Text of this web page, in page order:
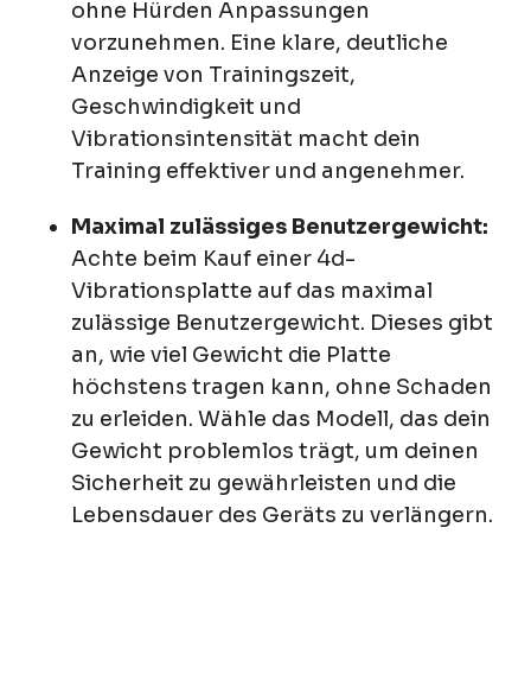
ohne Hürden Anpassungen
vorzunehmen. Eine klare, deutliche
Anzeige von Trainingszeit,
Geschwindigkeit und
Vibrationsintensität macht dein
Training effektiver und angenehmer.
Maximal zulässiges Benutzergewicht:
Achte beim Kauf einer 4d-
Vibrationsplatte auf das maximal
zulässige Benutzergewicht. Dieses gibt
an, wie viel Gewicht die Platte
höchstens tragen kann, ohne Schaden
zu erleiden. Wähle das Modell, das dein
Gewicht problemlos trägt, um deinen
Sicherheit zu gewährleisten und die
Lebensdauer des Geräts zu verlängern.